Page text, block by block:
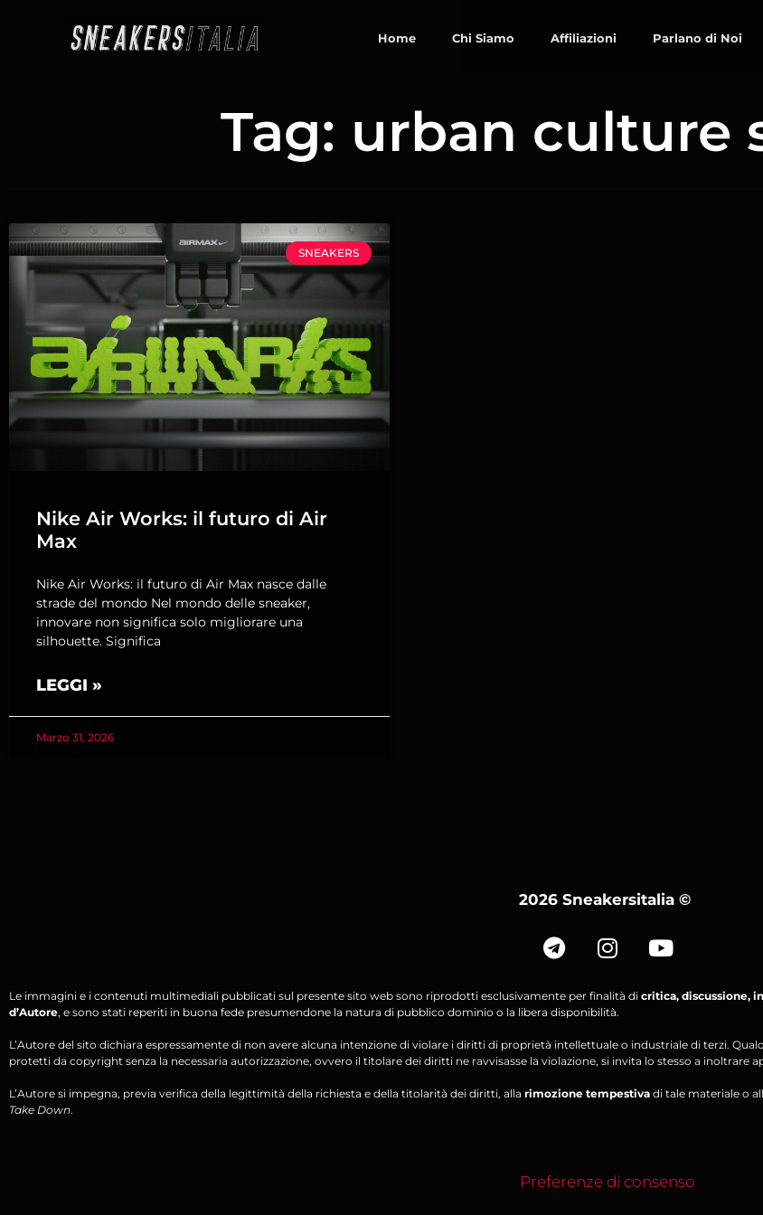
Home Chi Siamo Affiliazioni Parlano di Noi
Tag: urban culture
SNEAKERS
Nike Air Works: il futuro di Air
Max
Nike Air Works: il futuro di Air Max nasce dalle
strade del mondo Nel mondo delle sneaker,
innovare non significa solo migliorare una
silhouette. Significa
LEGGI »
Marzo 31, 2026
2026 Sneakersitalia©
Le immagini e i contenuti multimediali pubblicati sul presente sito web sono riprodotti esclusivamente per finalità di critica, discussione,
d’Autore, e sono stati reperiti in buona fede presumendone la natura di pubblico dominio o la libera disponibilità.
L’Autore del sito dichiara espressamente di non avere alcuna intenzione di violare i diritti di proprietà intellettuale o industriale di terzi.
protetti da copyright senza la necessaria autorizzazione, ovvero il titolare dei diritti ne ravvisasse la violazione, si invita lo stesso a inoltrare
L’Autore si impegna, previa verifica della legittimità della richiesta e della titolarità dei diritti, alla rimozione tempestiva di tale materiale o
Take Down.
Preferenze di consenso